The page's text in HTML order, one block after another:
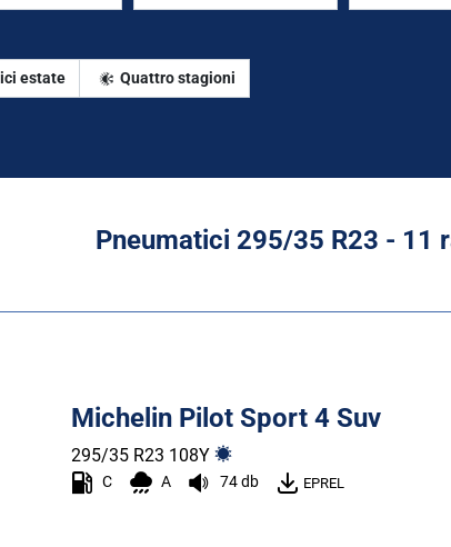
estate Quattro stagioni
Pneumatici ‎295/35 R23 - 11
Michelin Pilot Sport 4 Suv
295/35 R23 108Y
C A 74 db EPREL